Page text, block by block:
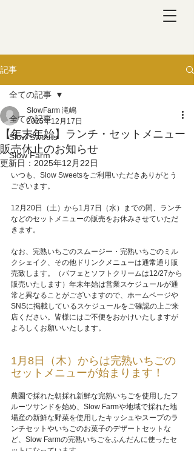
記事
全ての記事
Slow Sweets
Slow Farm
全ての記事
【年末年始】ランチ・セットメニュー
販売休止のお知らせ
SlowFarm 滝嶋
2025年12月17日
更新日： 2025年12月22日
いつも、Slow Sweetsをご利用いただきありがとう
ございます。
12月20日（土）から1月7日（水）までの間、ランチ
などのセットメニューの販売をお休みさせていただ
きます。
なお、完熟いちごのスムージー・完熟いちごのミル
クシェイク、その他ドリンクメニューは通常通り販
売致します。（パフェとソフトクリームは12/27から
販売いたします）年末年始は営業スケジュールが通
常と異なることがございますので、ホームページや
SNSに掲載しているスケジュールをご確認の上ご来
店ください。皆様にはご不便をおかけいたしますが
よろしくお願いいたします。
1月8日（木）からは完熟いちごの
セットメニューが始まります！
農園で採れた朝採れ新鮮な完熟いちごを使用したフ
ルーツサンドを始め、Slow Farmや地域で採れた地
場産の新鮮な野菜を使用したキッシュやスープのラ
ンチセットやいちごのお菓子のデザートセットな
ど、Slow Farmの完熟いちごをふんだんに使ったセ